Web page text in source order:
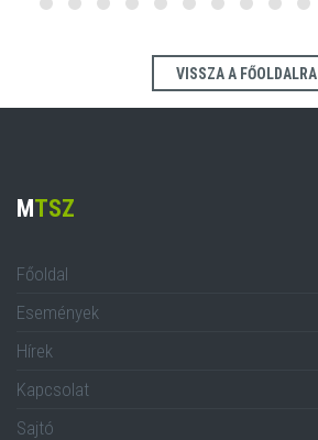
VISSZA A FŐOLDALRA
MTSZ
Főoldal
Események
Hírek
Kapcsolat
Sajtó